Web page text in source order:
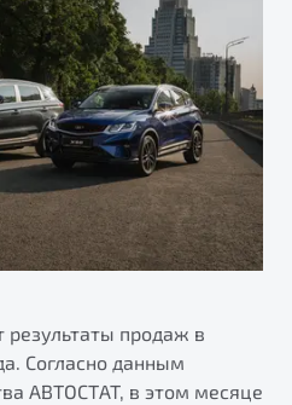
результаты продаж в
Согласно данным
АВТОСТАТ, в этом месяце